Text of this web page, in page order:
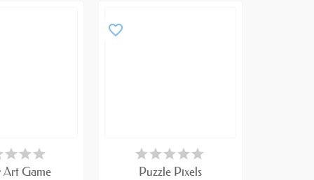
EN STOCK
Art Game
RUPTURE DE STOCK
favorite_border
Puzzle Pixels